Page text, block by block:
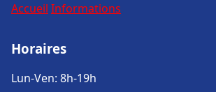
Accueil Informations
Horaires
Lun-Ven: 8h-19h